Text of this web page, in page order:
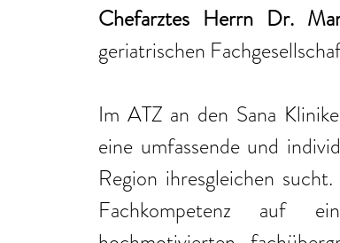
Chefarztes Herrn Dr.
geriatrischen
Im ATZ an den Sana
eine umfassende und
Region ihresgleichen
Fachkompetenz auf